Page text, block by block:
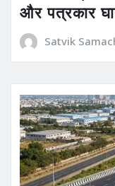
और पत्रकार
Satvik